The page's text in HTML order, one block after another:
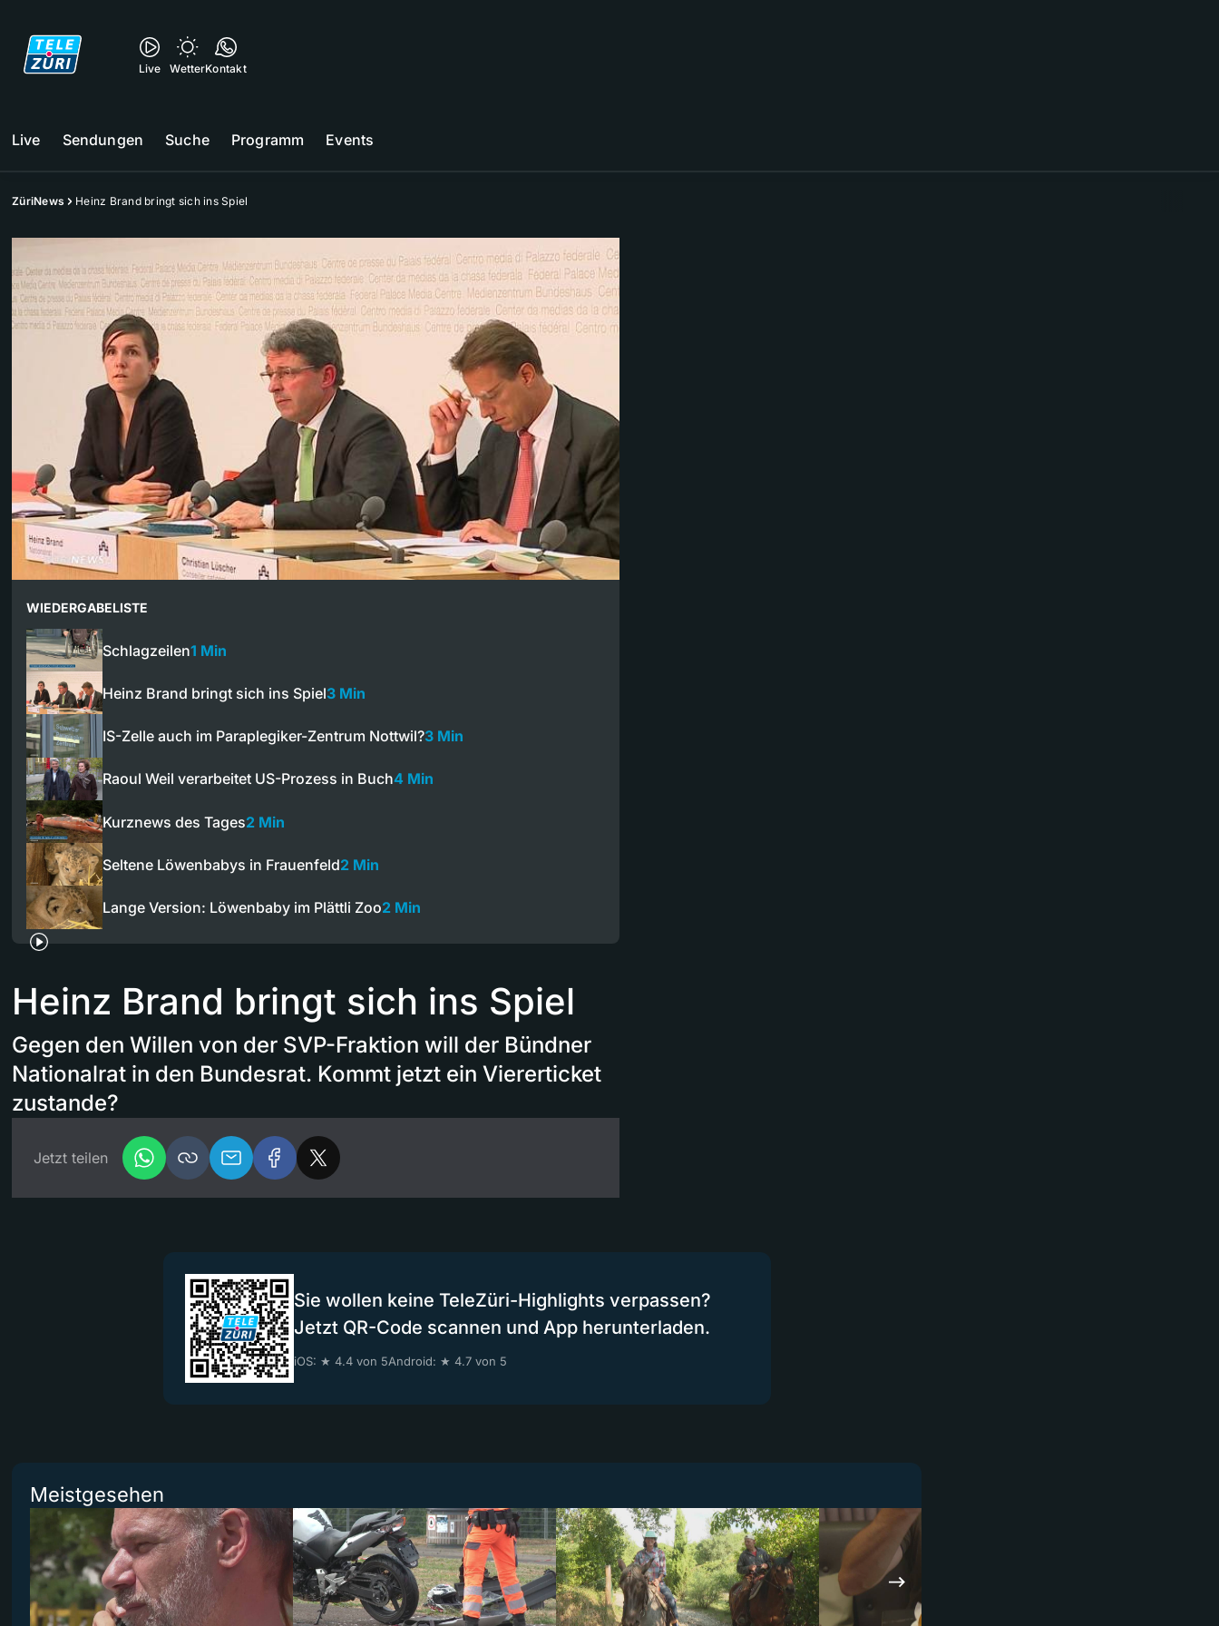
Live WetterKontakt
Live Sendungen Suche Programm Events
ZüriNews Heinz Brand bringt sich ins Spiel
WIEDERGABELISTE
Schlagzeilen1 Min
Heinz Brand bringt sich ins Spiel3 Min
IS-Zelle auch im Paraplegiker-Zentrum Nottwil?3 Min
Raoul Weil verarbeitet US-Prozess in Buch4 Min
Kurznews des Tages2 Min
Seltene Löwenbabys in Frauenfeld2 Min
Lange Version: Löwenbaby im Plättli Zoo2 Min
Heinz Brand bringt sich ins Spiel
Gegen den Willen von der SVP-Fraktion will der Bündner
Nationalrat in den Bundesrat. Kommt jetzt ein Viererticket
zustande?
Jetzt teilen
Sie wollen keine TeleZüri-Highlights verpassen?
Jetzt QR-Code scannen und App herunterladen.
iOS: ★ 4.4 von 5Android: ★ 4.7 von 5
Meistgesehen